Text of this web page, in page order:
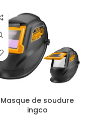
Masque de soudure
ingco